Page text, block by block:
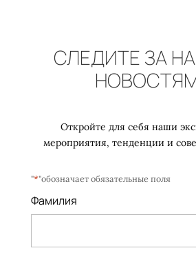
СЛЕДИТЕ ЗА
Откройте для себя наши
мероприятия, тенденции и
"*"обозначает обязательные поля
Фамилия